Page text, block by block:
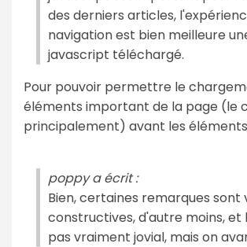
des derniers articles,
navigation est bien meilleure
javascript téléchargé.
Pour pouvoir permettre le
éléments important de la page (le
principalement) avant les
poppy a écrit :
Bien, certaines remarques sont
constructives, d'autre moins, et
pas vraiment jovial, mais on